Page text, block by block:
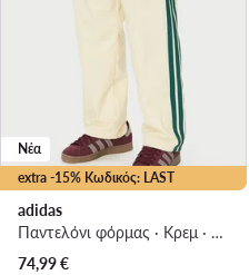
extra -15% Κωδικός: LAST
Νέα
adidas
Παντελόνι φόρμας · Κρεμ · Regular Fit
74,99€